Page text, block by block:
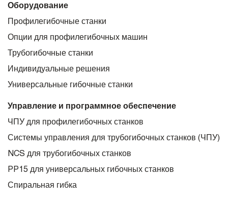
Оборудование
Профилегибочные станки
Опции для профилегибочных машин
Трубогибочные станки
Индивидуальные решения
Универсальные гибочные станки
Управление и программное обеспечение
ЧПУ для профилегибочных станков
Системы управления для трубогибочных станков (ЧПУ)
NCS для трубогибочных станков
PP15 для универсальных гибочных станков
Спиральная гибка